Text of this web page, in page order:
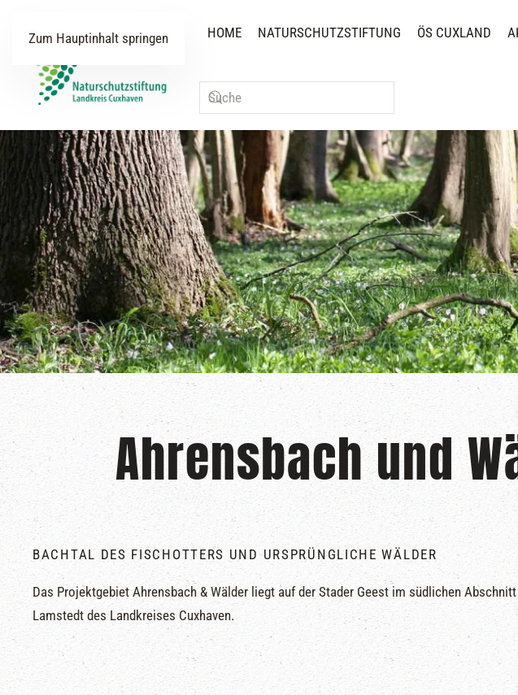
Zum Hauptinhalt springen HOME NATURSCHUTZSTIFTUNG ÖS CUXLAND
Ahrensbach und
BACHTAL DES FISCHOTTERS UND URSPRÜNGLICHE WÄLDER
Das Projektgebiet Ahrensbach & Wälder liegt auf der Stader Geest im südlichen
Lamstedt des Landkreises Cuxhaven.